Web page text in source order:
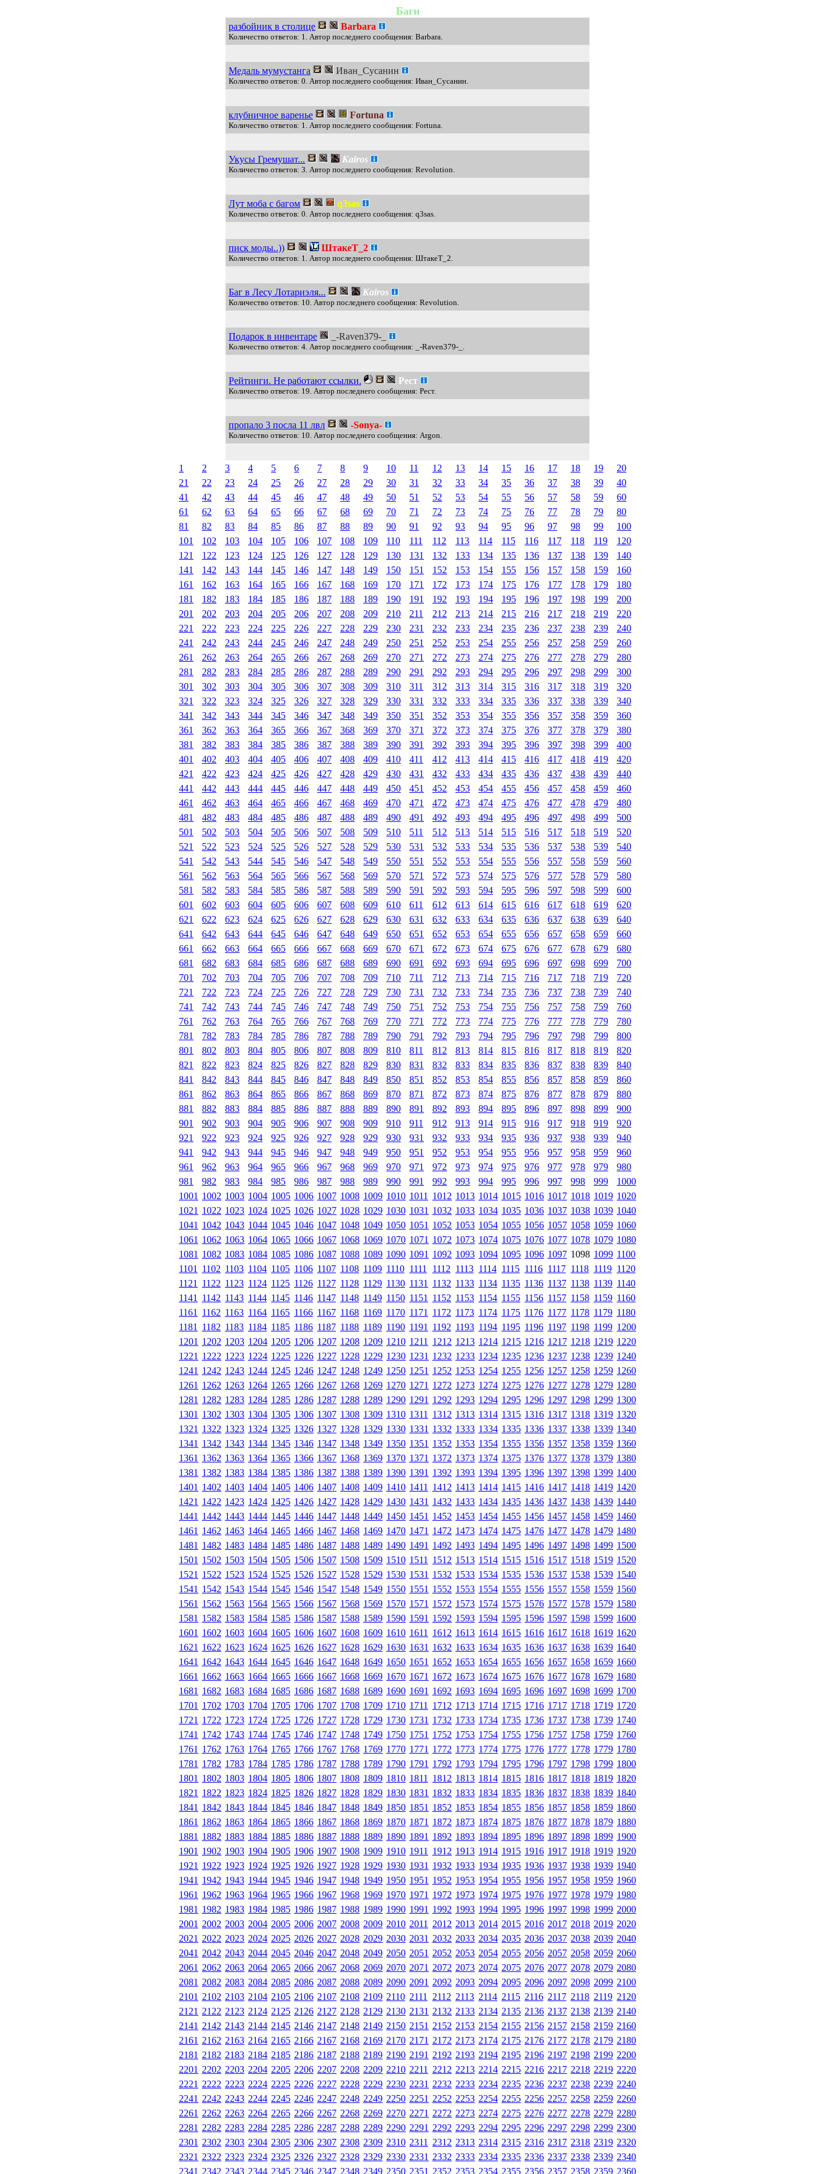
Баги
разбойник в столице Barbara
Количество ответов: 1. Автор последнего сообщения: Barbara.
Медаль мумустанга Иван_Сусанин
Количество ответов: 0. Автор последнего сообщения: Иван_Сусанин.
клубничное варенье Fortuna
Количество ответов: 1. Автор последнего сообщения: Fortuna.
Укусы Гремушат... Kairos
Количество ответов: 3. Автор последнего сообщения: Revolution.
Лут моба с багом q3sas
Количество ответов: 0. Автор последнего сообщения: q3sas.
писк моды..)) ШтакеТ_2
Количество ответов: 1. Автор последнего сообщения: ШтакеТ_2.
Баг в Лесу Лотариэля... Kairos
Количество ответов: 10. Автор последнего сообщения: Revolution.
Подарок в инвентаре _-Raven379-_
Количество ответов: 4. Автор последнего сообщения: _-Raven379-_.
Рейтинги. Не работают ссылки. Рест
Количество ответов: 19. Автор последнего сообщения: Рест.
пропало 3 посла 11 лвл -Sonya-
Количество ответов: 10. Автор последнего сообщения: Argon.
1 2 3 4 5 6 7 8 9 10 11 12 13 14 15 16 17 18 19
20
21
22 23 24 25 26 27 28 29 30 31 32 33 34 35 36 37 38 39
40
41
42 43 44 45 46 47 48 49 50 51 52 53 54 55 56 57 58 59
60
61
62 63 64 65 66 67 68 69 70 71 72 73 74 75 76 77 78 79
80
81
82 83 84 85 86 87 88 89 90 91 92 93 94 95 96 97 98 99
100
101
102 103 104 105 106 107 108 109 110 111 112 113 114 115 116 117 118 119
120
121
122 123 124 125 126 127 128 129 130 131 132 133 134 135 136 137 138 139
140
141
142 143 144 145 146 147 148 149 150 151 152 153 154 155 156 157 158 159
160
161
162 163 164 165 166 167 168 169 170 171 172 173 174 175 176 177 178 179
180
181
182 183 184 185 186 187 188 189 190 191 192 193 194 195 196 197 198 199
200
201
202 203 204 205 206 207 208 209 210 211 212 213 214 215 216 217 218 219
220
221
222 223 224 225 226 227 228 229 230 231 232 233 234 235 236 237 238 239
240
241
242 243 244 245 246 247 248 249 250 251 252 253 254 255 256 257 258 259
260
261
262 263 264 265 266 267 268 269 270 271 272 273 274 275 276 277 278 279
280
281
282 283 284 285 286 287 288 289 290 291 292 293 294 295 296 297 298 299
300
301
302 303 304 305 306 307 308 309 310 311 312 313 314 315 316 317 318 319
320
321
322 323 324 325 326 327 328 329 330 331 332 333 334 335 336 337 338 339
340
341
342 343 344 345 346 347 348 349 350 351 352 353 354 355 356 357 358 359
360
361
362 363 364 365 366 367 368 369 370 371 372 373 374 375 376 377 378 379
380
381
382 383 384 385 386 387 388 389 390 391 392 393 394 395 396 397 398 399
400
401
402 403 404 405 406 407 408 409 410 411 412 413 414 415 416 417 418 419
420
421
422 423 424 425 426 427 428 429 430 431 432 433 434 435 436 437 438 439
440
441
442 443 444 445 446 447 448 449 450 451 452 453 454 455 456 457 458 459
460
461
462 463 464 465 466 467 468 469 470 471 472 473 474 475 476 477 478 479
480
481
482 483 484 485 486 487 488 489 490 491 492 493 494 495 496 497 498 499
500
501
502 503 504 505 506 507 508 509 510 511 512 513 514 515 516 517 518 519
520
521
522 523 524 525 526 527 528 529 530 531 532 533 534 535 536 537 538 539
540
541
542 543 544 545 546 547 548 549 550 551 552 553 554 555 556 557 558 559
560
561
562 563 564 565 566 567 568 569 570 571 572 573 574 575 576 577 578 579
580
581
582 583 584 585 586 587 588 589 590 591 592 593 594 595 596 597 598 599
600
601
602 603 604 605 606 607 608 609 610 611 612 613 614 615 616 617 618 619
620
621
622 623 624 625 626 627 628 629 630 631 632 633 634 635 636 637 638 639
640
641
642 643 644 645 646 647 648 649 650 651 652 653 654 655 656 657 658 659
660
661
662 663 664 665 666 667 668 669 670 671 672 673 674 675 676 677 678 679
680
681
682 683 684 685 686 687 688 689 690 691 692 693 694 695 696 697 698 699
700
701
702 703 704 705 706 707 708 709 710 711 712 713 714 715 716 717 718 719
720
721
722 723 724 725 726 727 728 729 730 731 732 733 734 735 736 737 738 739
740
741
742 743 744 745 746 747 748 749 750 751 752 753 754 755 756 757 758 759
760
761
762 763 764 765 766 767 768 769 770 771 772 773 774 775 776 777 778 779
780
781
782 783 784 785 786 787 788 789 790 791 792 793 794 795 796 797 798 799
800
801
802 803 804 805 806 807 808 809 810 811 812 813 814 815 816 817 818 819
820
821
822 823 824 825 826 827 828 829 830 831 832 833 834 835 836 837 838 839
840
841
842 843 844 845 846 847 848 849 850 851 852 853 854 855 856 857 858 859
860
861
862 863 864 865 866 867 868 869 870 871 872 873 874 875 876 877 878 879
880
881
882 883 884 885 886 887 888 889 890 891 892 893 894 895 896 897 898 899
900
901
902 903 904 905 906 907 908 909 910 911 912 913 914 915 916 917 918 919
920
921
922 923 924 925 926 927 928 929 930 931 932 933 934 935 936 937 938 939
940
941
942 943 944 945 946 947 948 949 950 951 952 953 954 955 956 957 958 959
960
961
962 963 964 965 966 967 968 969 970 971 972 973 974 975 976 977 978 979
980
981
982 983 984 985 986 987 988 989 990 991 992 993 994 995 996 997 998 999
1000
1001 1002 1003 1004 1005 1006 1007 1008 1009 1010 1011 1012 1013 1014 1015 1016 1017 1018 1019 1020
1021 1022 1023 1024 1025 1026 1027 1028 1029 1030 1031 1032 1033 1034 1035 1036 1037 1038 1039 1040
1041 1042 1043 1044 1045 1046 1047 1048 1049 1050 1051 1052 1053 1054 1055 1056 1057 1058 1059 1060
1061 1062 1063 1064 1065 1066 1067 1068 1069 1070 1071 1072 1073 1074 1075 1076 1077 1078 1079 1080
1081 1082 1083 1084 1085 1086 1087 1088 1089 1090 1091 1092 1093 1094 1095 1096 1097 1098 1099 1100
1101
1102 1103 1104 1105 1106 1107 1108 1109 1110 1111 1112 1113 1114 1115 1116 1117 1118 1119 1120
1121
1122 1123 1124 1125 1126 1127 1128 1129 1130 1131 1132 1133 1134 1135 1136 1137 1138 1139 1140
1141
1142 1143 1144 1145 1146 1147 1148 1149 1150 1151 1152 1153 1154 1155 1156 1157 1158 1159 1160
1161
1162 1163 1164 1165 1166 1167 1168 1169 1170 1171 1172 1173 1174 1175 1176 1177 1178 1179 1180
1181
1182 1183 1184 1185 1186 1187 1188 1189 1190 1191 1192 1193 1194 1195 1196 1197 1198 1199 1200
1201 1202 1203 1204 1205 1206 1207 1208 1209 1210 1211 1212 1213 1214 1215 1216 1217 1218 1219 1220
1221 1222 1223 1224 1225 1226 1227 1228 1229 1230 1231 1232 1233 1234 1235 1236 1237 1238 1239 1240
1241 1242 1243 1244 1245 1246 1247 1248 1249 1250 1251 1252 1253 1254 1255 1256 1257 1258 1259 1260
1261 1262 1263 1264 1265 1266 1267 1268 1269 1270 1271 1272 1273 1274 1275 1276 1277 1278 1279 1280
1281 1282 1283 1284 1285 1286 1287 1288 1289 1290 1291 1292 1293 1294 1295 1296 1297 1298 1299 1300
1301 1302 1303 1304 1305 1306 1307 1308 1309 1310 1311 1312 1313 1314 1315 1316 1317 1318 1319 1320
1321 1322 1323 1324 1325 1326 1327 1328 1329 1330 1331 1332 1333 1334 1335 1336 1337 1338 1339 1340
1341 1342 1343 1344 1345 1346 1347 1348 1349 1350 1351 1352 1353 1354 1355 1356 1357 1358 1359 1360
1361 1362 1363 1364 1365 1366 1367 1368 1369 1370 1371 1372 1373 1374 1375 1376 1377 1378 1379 1380
1381 1382 1383 1384 1385 1386 1387 1388 1389 1390 1391 1392 1393 1394 1395 1396 1397 1398 1399 1400
1401 1402 1403 1404 1405 1406 1407 1408 1409 1410 1411 1412 1413 1414 1415 1416 1417 1418 1419 1420
1421 1422 1423 1424 1425 1426 1427 1428 1429 1430 1431 1432 1433 1434 1435 1436 1437 1438 1439 1440
1441 1442 1443 1444 1445 1446 1447 1448 1449 1450 1451 1452 1453 1454 1455 1456 1457 1458 1459 1460
1461 1462 1463 1464 1465 1466 1467 1468 1469 1470 1471 1472 1473 1474 1475 1476 1477 1478 1479 1480
1481 1482 1483 1484 1485 1486 1487 1488 1489 1490 1491 1492 1493 1494 1495 1496 1497 1498 1499 1500
1501 1502 1503 1504 1505 1506 1507 1508 1509 1510 1511 1512 1513 1514 1515 1516 1517 1518 1519 1520
1521 1522 1523 1524 1525 1526 1527 1528 1529 1530 1531 1532 1533 1534 1535 1536 1537 1538 1539 1540
1541 1542 1543 1544 1545 1546 1547 1548 1549 1550 1551 1552 1553 1554 1555 1556 1557 1558 1559 1560
1561 1562 1563 1564 1565 1566 1567 1568 1569 1570 1571 1572 1573 1574 1575 1576 1577 1578 1579 1580
1581 1582 1583 1584 1585 1586 1587 1588 1589 1590 1591 1592 1593 1594 1595 1596 1597 1598 1599 1600
1601 1602 1603 1604 1605 1606 1607 1608 1609 1610 1611 1612 1613 1614 1615 1616 1617 1618 1619 1620
1621 1622 1623 1624 1625 1626 1627 1628 1629 1630 1631 1632 1633 1634 1635 1636 1637 1638 1639 1640
1641 1642 1643 1644 1645 1646 1647 1648 1649 1650 1651 1652 1653 1654 1655 1656 1657 1658 1659 1660
1661 1662 1663 1664 1665 1666 1667 1668 1669 1670 1671 1672 1673 1674 1675 1676 1677 1678 1679 1680
1681 1682 1683 1684 1685 1686 1687 1688 1689 1690 1691 1692 1693 1694 1695 1696 1697 1698 1699 1700
1701 1702 1703 1704 1705 1706 1707 1708 1709 1710 1711 1712 1713 1714 1715 1716 1717 1718 1719 1720
1721 1722 1723 1724 1725 1726 1727 1728 1729 1730 1731 1732 1733 1734 1735 1736 1737 1738 1739 1740
1741 1742 1743 1744 1745 1746 1747 1748 1749 1750 1751 1752 1753 1754 1755 1756 1757 1758 1759 1760
1761 1762 1763 1764 1765 1766 1767 1768 1769 1770 1771 1772 1773 1774 1775 1776 1777 1778 1779 1780
1781 1782 1783 1784 1785 1786 1787 1788 1789 1790 1791 1792 1793 1794 1795 1796 1797 1798 1799 1800
1801 1802 1803 1804 1805 1806 1807 1808 1809 1810 1811 1812 1813 1814 1815 1816 1817 1818 1819 1820
1821 1822 1823 1824 1825 1826 1827 1828 1829 1830 1831 1832 1833 1834 1835 1836 1837 1838 1839 1840
1841 1842 1843 1844 1845 1846 1847 1848 1849 1850 1851 1852 1853 1854 1855 1856 1857 1858 1859 1860
1861 1862 1863 1864 1865 1866 1867 1868 1869 1870 1871 1872 1873 1874 1875 1876 1877 1878 1879 1880
1881 1882 1883 1884 1885 1886 1887 1888 1889 1890 1891 1892 1893 1894 1895 1896 1897 1898 1899 1900
1901 1902 1903 1904 1905 1906 1907 1908 1909 1910 1911 1912 1913 1914 1915 1916 1917 1918 1919 1920
1921 1922 1923 1924 1925 1926 1927 1928 1929 1930 1931 1932 1933 1934 1935 1936 1937 1938 1939 1940
1941 1942 1943 1944 1945 1946 1947 1948 1949 1950 1951 1952 1953 1954 1955 1956 1957 1958 1959 1960
1961 1962 1963 1964 1965 1966 1967 1968 1969 1970 1971 1972 1973 1974 1975 1976 1977 1978 1979 1980
1981 1982 1983 1984 1985 1986 1987 1988 1989 1990 1991 1992 1993 1994 1995 1996 1997 1998 1999 2000
2001 2002 2003 2004 2005 2006 2007 2008 2009 2010 2011 2012 2013 2014 2015 2016 2017 2018 2019 2020
2021 2022 2023 2024 2025 2026 2027 2028 2029 2030 2031 2032 2033 2034 2035 2036 2037 2038 2039 2040
2041 2042 2043 2044 2045 2046 2047 2048 2049 2050 2051 2052 2053 2054 2055 2056 2057 2058 2059 2060
2061 2062 2063 2064 2065 2066 2067 2068 2069 2070 2071 2072 2073 2074 2075 2076 2077 2078 2079 2080
2081 2082 2083 2084 2085 2086 2087 2088 2089 2090 2091 2092 2093 2094 2095 2096 2097 2098 2099 2100
2101 2102 2103 2104 2105 2106 2107 2108 2109 2110 2111 2112 2113 2114 2115 2116 2117 2118 2119 2120
2121 2122 2123 2124 2125 2126 2127 2128 2129 2130 2131 2132 2133 2134 2135 2136 2137 2138 2139 2140
2141 2142 2143 2144 2145 2146 2147 2148 2149 2150 2151 2152 2153 2154 2155 2156 2157 2158 2159 2160
2161 2162 2163 2164 2165 2166 2167 2168 2169 2170 2171 2172 2173 2174 2175 2176 2177 2178 2179 2180
2181 2182 2183 2184 2185 2186 2187 2188 2189 2190 2191 2192 2193 2194 2195 2196 2197 2198 2199 2200
2201 2202 2203 2204 2205 2206 2207 2208 2209 2210 2211 2212 2213 2214 2215 2216 2217 2218 2219 2220
2221 2222 2223 2224 2225 2226 2227 2228 2229 2230 2231 2232 2233 2234 2235 2236 2237 2238 2239 2240
2241 2242 2243 2244 2245 2246 2247 2248 2249 2250 2251 2252 2253 2254 2255 2256 2257 2258 2259 2260
2261 2262 2263 2264 2265 2266 2267 2268 2269 2270 2271 2272 2273 2274 2275 2276 2277 2278 2279 2280
2281 2282 2283 2284 2285 2286 2287 2288 2289 2290 2291 2292 2293 2294 2295 2296 2297 2298 2299 2300
2301 2302 2303 2304 2305 2306 2307 2308 2309 2310 2311 2312 2313 2314 2315 2316 2317 2318 2319 2320
2321 2322 2323 2324 2325 2326 2327 2328 2329 2330 2331 2332 2333 2334 2335 2336 2337 2338 2339 2340
2341 2342 2343 2344 2345 2346 2347 2348 2349 2350 2351 2352 2353 2354 2355 2356 2357 2358 2359 2360